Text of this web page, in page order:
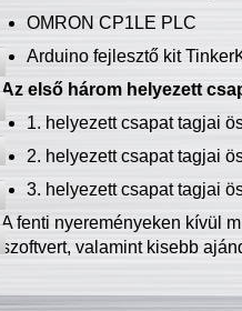
OMRON CP1LE PLC
Arduino fejlesztő kit
Az első három helyezett
1. helyezett csapat tagjai
2. helyezett csapat tagjai
3. helyezett csapat tagjai
A fenti nyereményeken kívül
szoftvert, valamint kisebb